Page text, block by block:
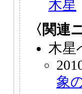
木星
〈関連
木星
象